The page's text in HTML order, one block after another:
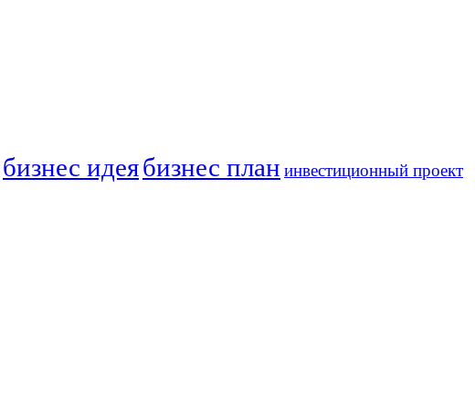
бизнес идеябизнес план инвестиционный проект